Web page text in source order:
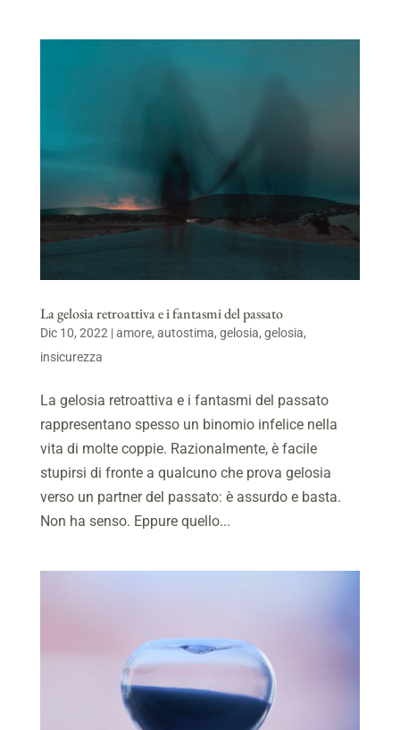
La gelosia retroattiva e i fantasmi del passato
Dic 10, 2022 |amore, autostima, gelosia, gelosia,
insicurezza
La gelosia retroattiva e i fantasmi del passato
rappresentano spesso un binomio infelice nella
vita di molte coppie. Razionalmente, è facile
stupirsi di fronte a qualcuno che prova gelosia
verso un partner del passato: è assurdo e basta.
Non ha senso. Eppure quello...